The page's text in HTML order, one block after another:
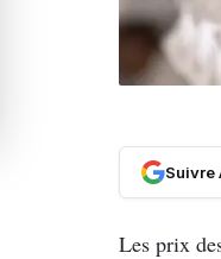
Suivre
Les prix